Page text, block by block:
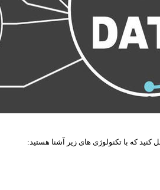
که با تکنولوژی های زیر آشنا هستید: